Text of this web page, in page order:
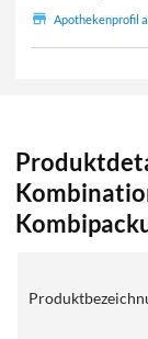
Apothekenprofil